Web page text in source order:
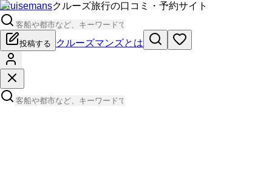
Cruisemansクルーズ旅行の口コミ・予約サイト
投稿する クルーズマンズとは